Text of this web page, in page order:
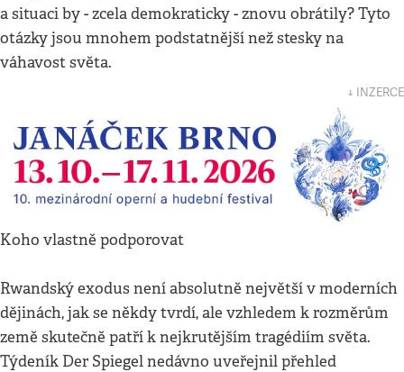
a situaci by - zcela demokraticky - znovu obrátily? Tyto
otázky jsou mnohem podstatnější než stesky na
váhavost světa.
↓ INZERCE
Koho vlastně podporovat
Rwandský exodus není absolutně největší v moderních
dějinách, jak se někdy tvrdí, ale vzhledem k rozměrům
země skutečně patří k nejkrutějším tragédiím světa.
Týdeník Der Spiegel nedávno uveřejnil přehled